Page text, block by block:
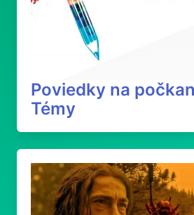
Poviedky na
Témy